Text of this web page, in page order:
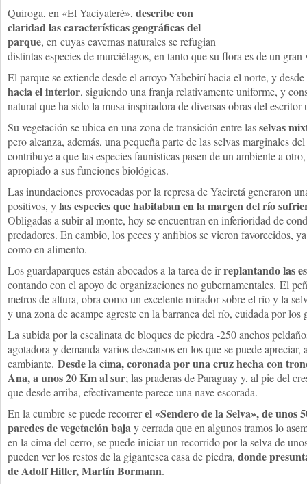
Quiroga, en «El Yaciyateré», describe con
claridad las características geográficas del
parque, en cuyas cavernas naturales se refugian
distintas especies de murciélagos, en tanto que su flora es de un
El parque se extiende desde el arroyo Yabebirí hacia el norte, y
hacia el interior, siguiendo una franja relativamente uniforme, y
natural que ha sido la musa inspiradora de diversas obras del escritor
Su vegetación se ubica en una zona de transición entre lasselvas
pero alcanza, además, una pequeña parte de las selvas marginales
contribuye a que las especies faunísticas pasen de un ambiente a
apropiado a sus funciones biológicas.
Las inundaciones provocadas por la represa de Yaciretá generaron
positivos, ylas especies que habitaban en la margen del río
Obligadas a subir al monte, hoy se encuentran en inferioridad de
predadores. En cambio, los peces y anfibios se vieron favorecidos,
como en alimento.
Los guardaparques están abocados a la tarea de irreplantando las
contando con el apoyo de organizaciones no gubernamentales. El
metros de altura, obra como un excelente mirador sobre el río y la
y una zona de acampe agreste en la barranca del río, cuidada por los
La subida por la escalinata de bloques de piedra -250 anchos
agotadora y demanda varios descansos en los que se puede
cambiante. Desde la cima, coronada por una cruz hecha con
Ana, a unos 20 Km al sur; las praderas de Paraguay y, al pie del
que desde arriba, efectivamente parece una nave escorada.
En la cumbre se puede recorrerel «Sendero de la Selva», de unos
paredes de vegetación bajay cerrada que en algunos tramos lo
en la cima del cerro, se puede iniciar un recorrido por la selva de
pueden ver los restos de la gigantesca casa de piedra, donde
de Adolf Hitler, Martín Bormann.